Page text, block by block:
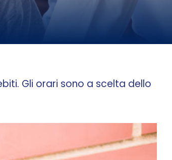
Gli orari sono a scelta dello